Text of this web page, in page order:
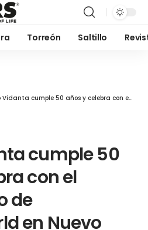
Torreón Saltillo
50 años y celebra con el lanzamiento de VidantaWorld en Nuevo Vallarta: La más lujosa forma de vacacionar
cumple 50
con el
de
en Nuevo